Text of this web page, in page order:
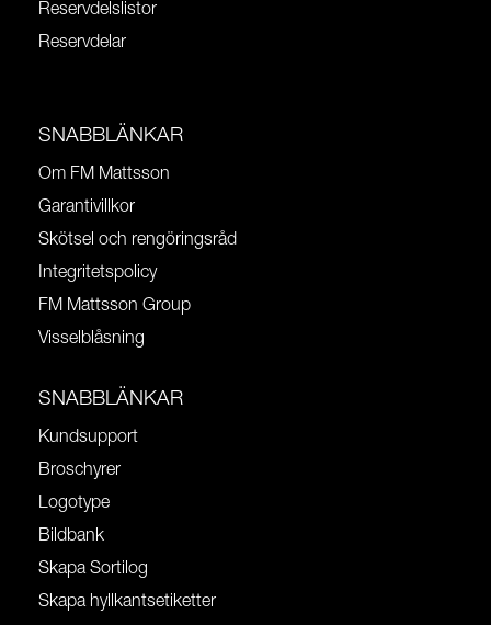
Reservdelslistor
Reservdelar
SNABBLÄNKAR
Om FM Mattsson
Garantivillkor
Skötsel och rengöringsråd
Integritetspolicy
FM Mattsson Group
Visselblåsning
SNABBLÄNKAR
Kundsupport
Broschyrer
Logotype
Bildbank
Skapa Sortilog
Skapa hyllkantsetiketter